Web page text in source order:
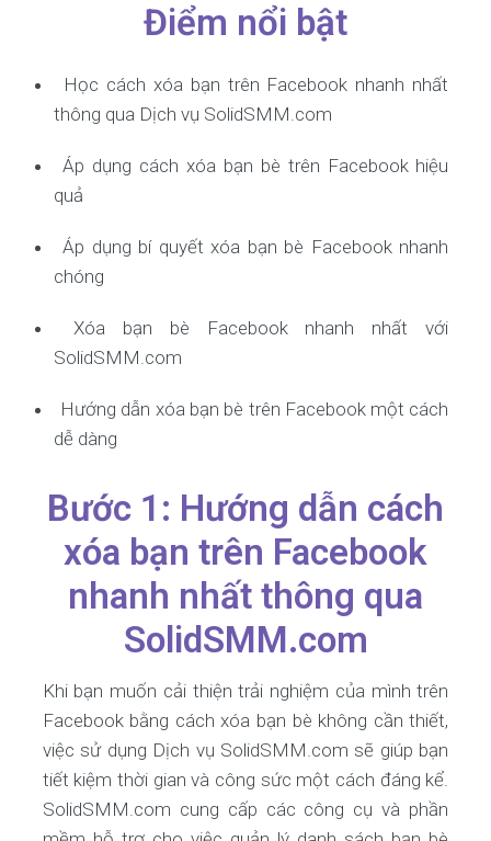
Điểm nổi bật
Học cách xóa bạn trên Facebook nhanh nhất
thông qua Dịch vụ SolidSMM.com
Áp dụng cách xóa bạn bè trên Facebook hiệu
quả
Áp dụng bí quyết xóa bạn bè Facebook nhanh
chóng
Xóa bạn bè Facebook nhanh nhất với
SolidSMM.com
Hướng dẫn xóa bạn bè trên Facebook một cách
dễ dàng
Bước 1: Hướng dẫn cách
xóa bạn trên Facebook
nhanh nhất thông qua
SolidSMM.com
Khi bạn muốn cải thiện trải nghiệm của mình trên
Facebook bằng cách xóa bạn bè không cần thiết,
việc sử dụng Dịch vụ SolidSMM.com sẽ giúp bạn
tiết kiệm thời gian và công sức một cách đáng kể.
SolidSMM.com cung cấp các công cụ và phần